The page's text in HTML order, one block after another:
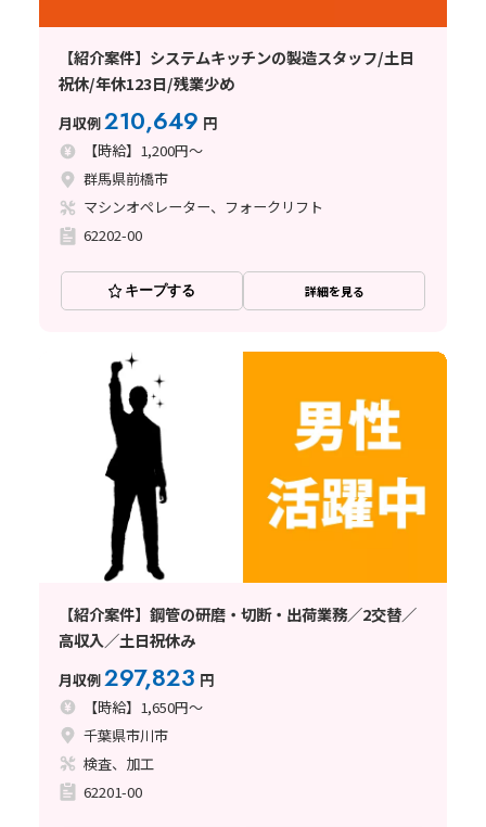
【紹介案件】システムキッチンの製造スタッフ/土日
祝休/年休123日/残業少め
月収例210,649 円
【時給】1,200円～
群馬県前橋市
マシンオペレーター、フォークリフト
62202-00
キープする 詳細を見る
【紹介案件】鋼管の研磨・切断・出荷業務／2交替／
高収入／土日祝休み
月収例297,823 円
【時給】1,650円～
千葉県市川市
検査、加工
62201-00